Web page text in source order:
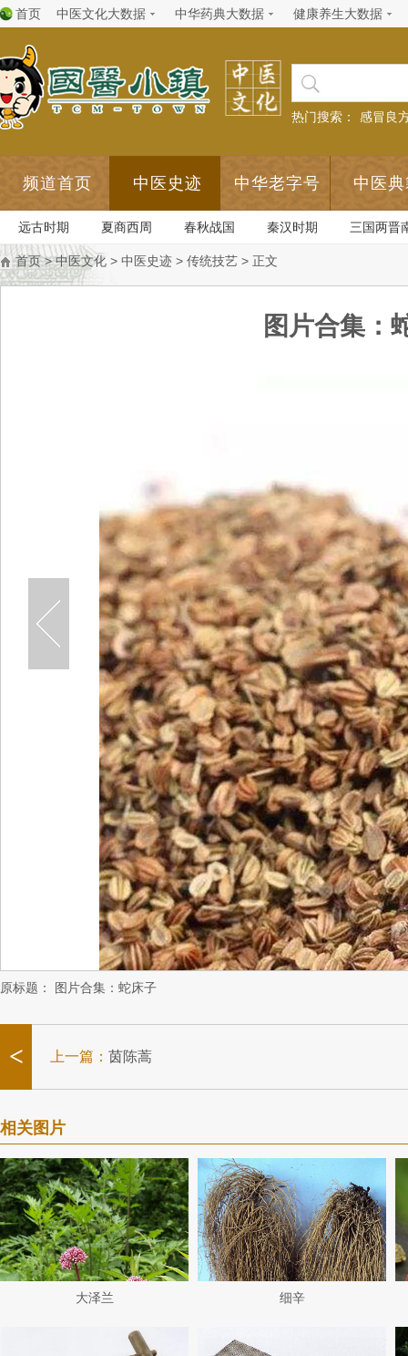
首页 中医文化大数据 中华药典大数据 健康养生大数据
热门搜索： 感冒良
频道首页 中医史迹 中华老字号 中医
远古时期 夏商西周 春秋战国 秦汉时期 三国两晋
首页>中医文化 > 中医史迹 > 传统技艺 > 正文
图片合集：
原标题： 图片合集：蛇床子
< 上一篇： 茵陈蒿
相关图片
大泽兰 细辛